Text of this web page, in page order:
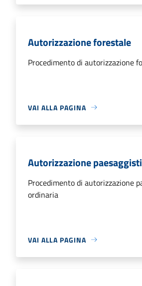
Autorizzazione forestale
Procedimento di autorizzazione
VAI ALLA PAGINA
Autorizzazione
Procedimento di autorizzazione
ordinaria
VAI ALLA PAGINA